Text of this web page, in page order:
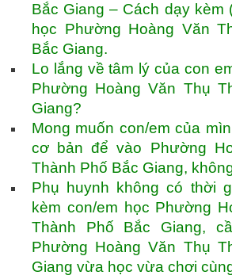
Bắc Giang – Cách dạy kèm
học Phường Hoàng Văn
Bắc Giang.
Lo lắng về tâm lý của con
Phường Hoàng Văn Thụ
Giang?
Mong muốn con/em của
cơ bản để vào Phường
Thành Phố Bắc Giang,
Phụ huynh không có thời
kèm con/em học Phường
Thành Phố Bắc Giang,
Phường Hoàng Văn Thụ
Giang vừa học vừa chơi